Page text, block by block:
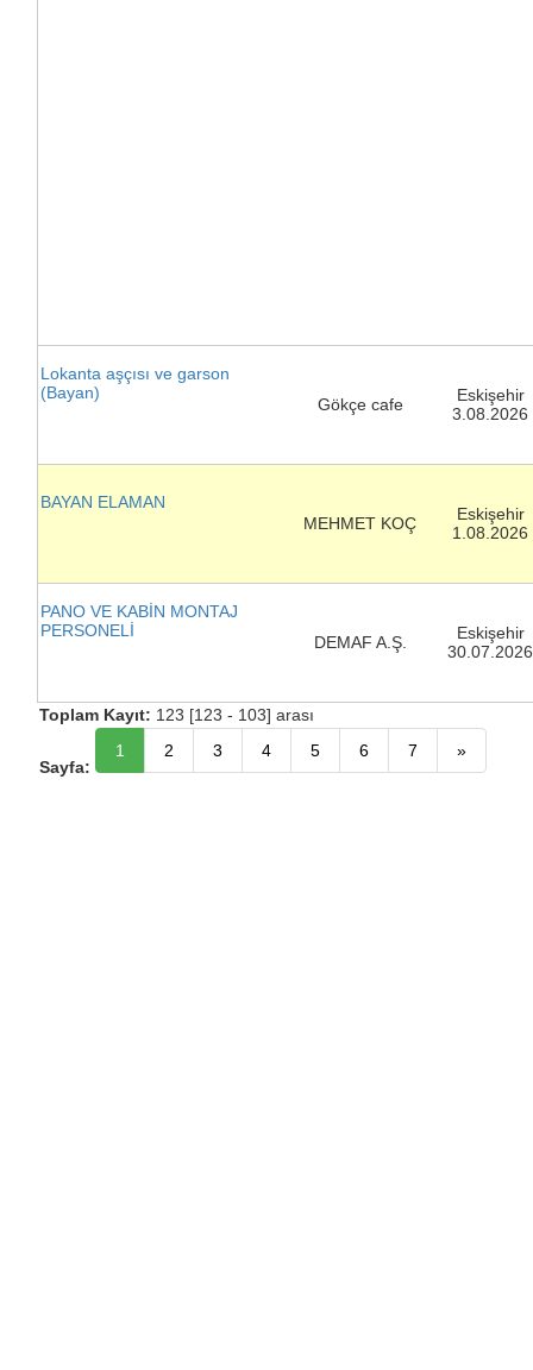
Lokanta aşçısı ve garson
(Bayan)
Gökçe cafe
Eskişehir
3.08.2026
BAYAN ELAMAN
MEHMET KOÇ
Eskişehir
1.08.2026
PANO VE KABİN MONTAJ
PERSONELİ
DEMAF A.Ş.
Eskişehir
30.07.2026
Toplam Kayıt: 123 [123 - 103] arası
Sayfa:
1 2 3 4 5 6 7 »